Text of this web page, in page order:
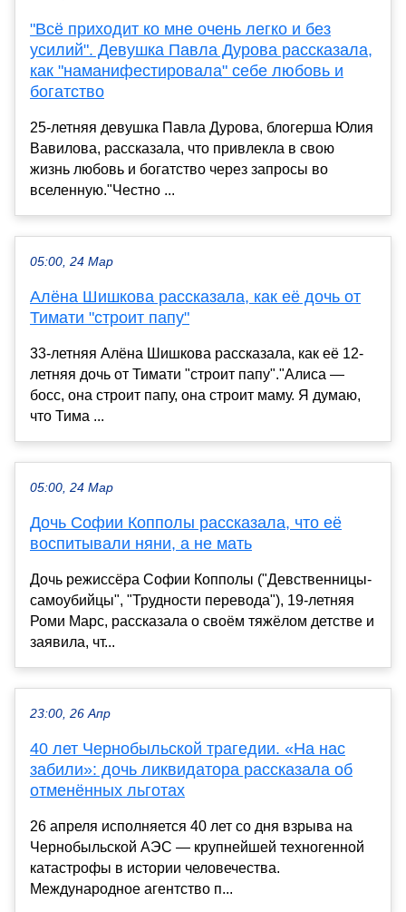
"Всё приходит ко мне очень легко и без
усилий". Девушка Павла Дурова рассказала,
как "наманифестировала" себе любовь и
богатство
25-летняя девушка Павла Дурова, блогерша Юлия
Вавилова, рассказала, что привлекла в свою
жизнь любовь и богатство через запросы во
вселенную."Честно ...
05:00, 24 Мар
Алёна Шишкова рассказала, как её дочь от
Тимати "строит папу"
33-летняя Алёна Шишкова рассказала, как её 12-
летняя дочь от Тимати "строит папу"."Алиса —
босс, она строит папу, она строит маму. Я думаю,
что Тима ...
05:00, 24 Мар
Дочь Софии Копполы рассказала, что её
воспитывали няни, а не мать
Дочь режиссёра Софии Копполы ("Девственницы-
самоубийцы", "Трудности перевода"), 19-летняя
Роми Марс, рассказала о своём тяжёлом детстве и
заявила, чт...
23:00, 26 Апр
40 лет Чернобыльской трагедии. «На нас
забили»: дочь ликвидатора рассказала об
отменённых льготах
26 апреля исполняется 40 лет со дня взрыва на
Чернобыльской АЭС — крупнейшей техногенной
катастрофы в истории человечества.
Международное агентство п...